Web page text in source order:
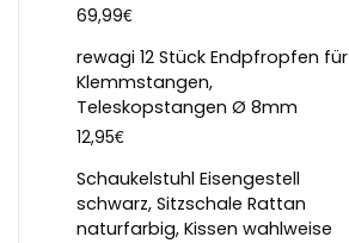
69,99€
rewagi 12 Stück Endpfropfen für
Klemmstangen,
Teleskopstangen Ø 8mm
12,95€
Schaukelstuhl Eisengestell
schwarz, Sitzschale Rattan
naturfarbig, Kissen wahlweise